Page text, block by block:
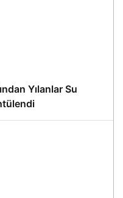
Yılanlar Su